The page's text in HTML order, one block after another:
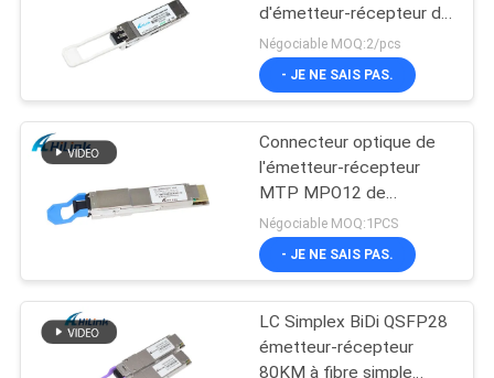
d'émetteur-récepteur de
1310nm LC
Négociable MOQ:2/pcs
- JE NE SAIS PAS.
Connecteur optique de
l'émetteur-récepteur
MTP MPO12 de
QSFPDD DR4 400G pour
5G Data Center
Négociable MOQ:1PCS
- JE NE SAIS PAS.
LC Simplex BiDi QSFP28
émetteur-récepteur
80KM à fibre simple